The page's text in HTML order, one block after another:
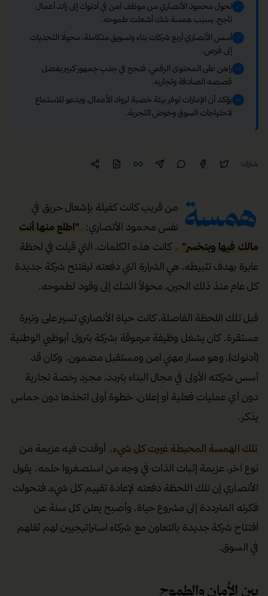
تحول محمود الأنصاري من موظف آمن في أدنوك إلى رائد أعمال
ناجح، بسبب همسة شك أشعلت طموحه.
أسس الأنصاري أربع شركات بناء وتسويق متكاملة، محولًا التحديات
إلى فرص.
راهن على المحتوى الرقمي، فنجح في جذب جمهور كبير بفضل
قصصه الصادقة وتجاربه.
يؤكد أن الإمارات توفر بيئة خصبة لرواد الأعمال، ويدعو للاستماع
لاحتياجات السوق وخوض التجربة.
شارك:
همسة
من قريب كانت كفيلة بإشعال حريق في
نفس محمود الأنصاري:
"اطلع منها أنت
مالك فيها وبتخسر" . كانت هذه الكلمات، التي قيلت في لحظة
عابرة بهدف تثبيطه، هي الشرارة التي دفعته ليفتتح شركة جديدة
كل عام منذ ذلك الحين، محوّلاً الشك إلى وقود لطموحه.
قبل تلك اللحظة الفاصلة، كانت حياة الأنصاري تسير على وتيرة
مستقرة. كان يشغل وظيفة مرموقة بشركة بترول أبوظبي الوطنية
(أدنوك)، وهو مسار مهني آمن ومستقبل مضمون. وكان قد
أسس شركته الأولى في مجال البناء بتردد، مجرد رخصة تجارية
دون أي عمليات فعلية أو إعلان، خطوة أولى اتخذها دون حماس
يذكر.
تلك الهمسة المحبطة غيرت كل شيء. أوقدت فيه عزيمة من
نوع آخر، عزيمة إثبات الذات في وجه من استصغروا حلمه. يقول
الأنصاري إن تلك اللحظة دفعته لإعادة تقييم كل شيء، فتحولت
فكرته المترددة إلى مشروع حياة، وأصبح يعلن كل سنة عن
افتتاح شركة جديدة بالتعاون مع شركاء استراتيجيين لهم ثقلهم
في السوق.
بين الأمان والطموح